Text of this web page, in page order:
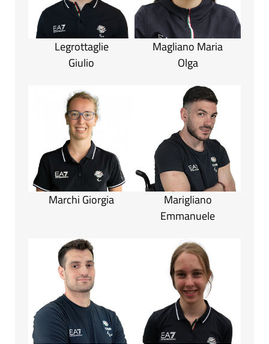
Legrottaglie
Giulio
Magliano Maria
Olga
Marchi Giorgia
Marigliano
Emmanuele